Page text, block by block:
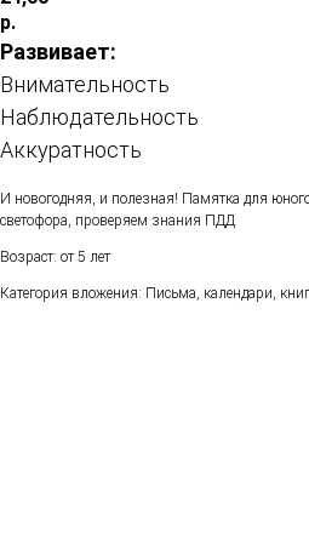
р.
Развивает:
Внимательность
Наблюдательность
Аккуратность
И новогодняя, и полезная! Памятка для
светофора, проверяем знания ПДД
Возраст: от 5 лет
Категория вложения: Письма, календари,